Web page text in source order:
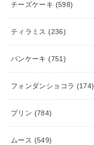
チーズケーキ (598)
ティラミス (236)
パンケーキ (751)
フォンダンショコラ (174)
プリン (784)
ムース (549)